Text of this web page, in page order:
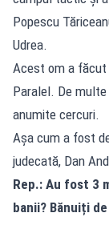
Popescu
Udrea.
Acest om a
Paralel. De
anumite cercuri.
Așa cum a fost
judecată, Dan
Rep.: Au fost 3
banii? Bănuiți